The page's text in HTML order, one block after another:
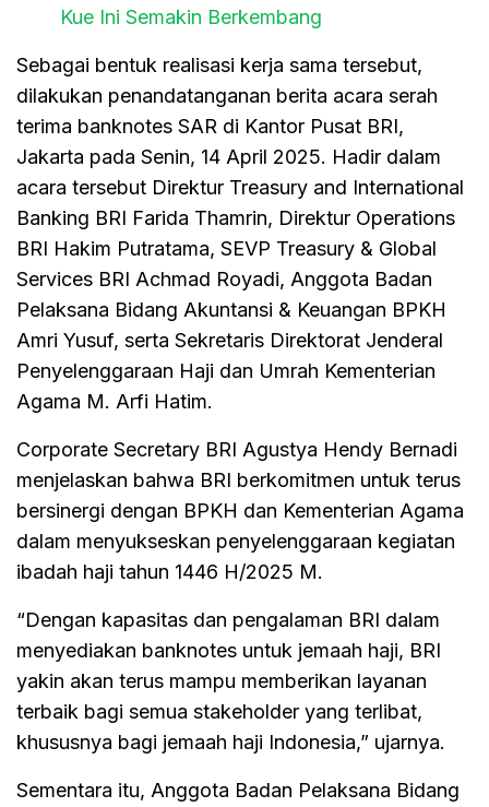
Kue Ini Semakin Berkembang
Sebagai bentuk realisasi kerja sama tersebut,
dilakukan penandatanganan berita acara serah
terima banknotes SAR di Kantor Pusat BRI,
Jakarta pada Senin, 14 April 2025. Hadir dalam
acara tersebut Direktur Treasury and International
Banking BRI Farida Thamrin, Direktur Operations
BRI Hakim Putratama, SEVP Treasury & Global
Services BRI Achmad Royadi, Anggota Badan
Pelaksana Bidang Akuntansi & Keuangan BPKH
Amri Yusuf, serta Sekretaris Direktorat Jenderal
Penyelenggaraan Haji dan Umrah Kementerian
Agama M. Arfi Hatim.
Corporate Secretary BRI Agustya Hendy Bernadi
menjelaskan bahwa BRI berkomitmen untuk terus
bersinergi dengan BPKH dan Kementerian Agama
dalam menyukseskan penyelenggaraan kegiatan
ibadah haji tahun 1446 H/2025 M.
“Dengan kapasitas dan pengalaman BRI dalam
menyediakan banknotes untuk jemaah haji, BRI
yakin akan terus mampu memberikan layanan
terbaik bagi semua stakeholder yang terlibat,
khususnya bagi jemaah haji Indonesia,” ujarnya.
Sementara itu, Anggota Badan Pelaksana Bidang